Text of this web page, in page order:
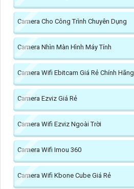
Camera Cho Công Trình Chuyên Dụng
Camera Nhìn Màn Hình Máy Tính
Camera Wifi Ebitcam Giá Rẻ Chính Hãng
Camera Ezviz Giá Rẻ
Camera Wifi Ezviz Ngoài Trời
Camera Wifi Imou 360
Camera Wifi Kbone Cube Giá Rẻ